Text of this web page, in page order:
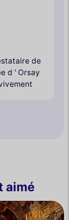
de
d ' Orsay
aimé